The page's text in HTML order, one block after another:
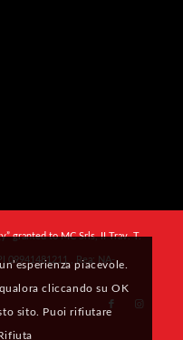
granted to MC Srls, II Trav. T.
09941481211 , Rea: NA-
piacevole.
cliccando su OK
sito. Puoi rifiutare